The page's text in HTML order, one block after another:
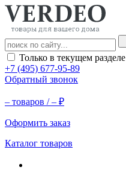
Только в текущем разделе
+7 (495) 677-95-89
Обратный звонок
– товаров /– ₽
Оформить заказ
Каталог товаров